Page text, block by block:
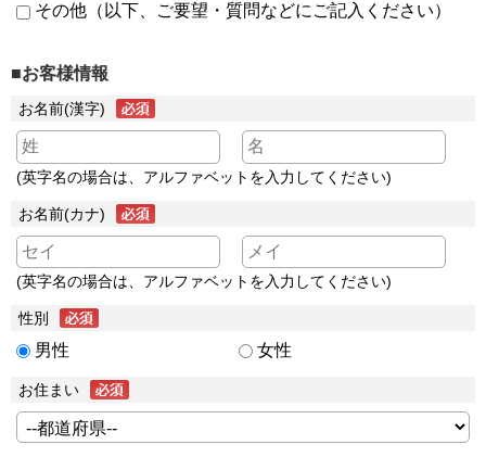
その他（以下、ご要望・質問などにご記入ください）
■お客様情報
お名前(漢字)
(英字名の場合は、アルファベットを入力してください)
お名前(カナ)
(英字名の場合は、アルファベットを入力してください)
性別
男性 女性
お住まい